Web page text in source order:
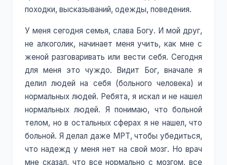
походки, высказываний, одежды, поведения.
У меня сегодня семья, слава Богу. И мой друг,
не алкоголик, начинает меня учить, как мне с
женой разговаривать или вести себя. Сегодня
для меня это чуждо. Видит Бог, вначале я
делил людей на себя (больного человека) и
нормальных людей. Ребята, я искал и не нашел
нормальных людей. Я понимаю, что больной
телом, но в остальных сферах я не нашел, что
больной. Я делал даже МРТ, чтобы убедиться,
что надежд у меня нет на свой мозг. Но врач
мне сказал, что все нормально с мозгом, все